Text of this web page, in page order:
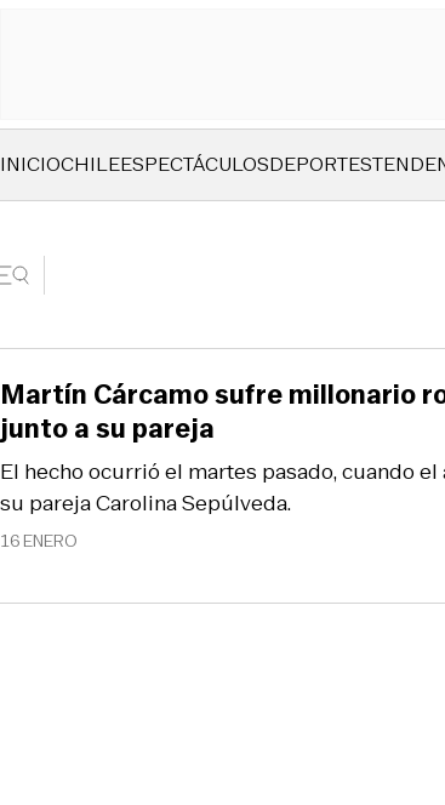
INICIOCHILEESPECTÁCULOSDEPORTES
16 ENERO
El hecho ocurrió el martes pasado, cuando
su pareja Carolina Sepúlveda.
Martín Cárcamo sufre millonario
junto a su pareja